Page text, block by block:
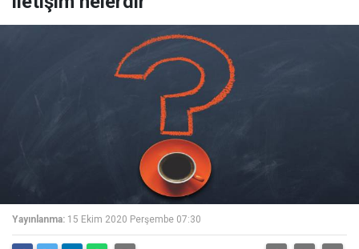
Yayınlanma: 15 Ekim 2020 Perşembe 07:30